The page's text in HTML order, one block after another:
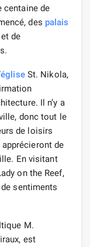
centaine de
des palais
et de
égliseSt. Nikola,
Il n’y a
donc tout le
de loisirs
de
En visitant
on the Reef,
sentiments
M.
est